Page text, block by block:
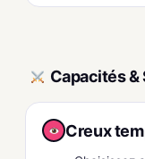
Capacités
Creux